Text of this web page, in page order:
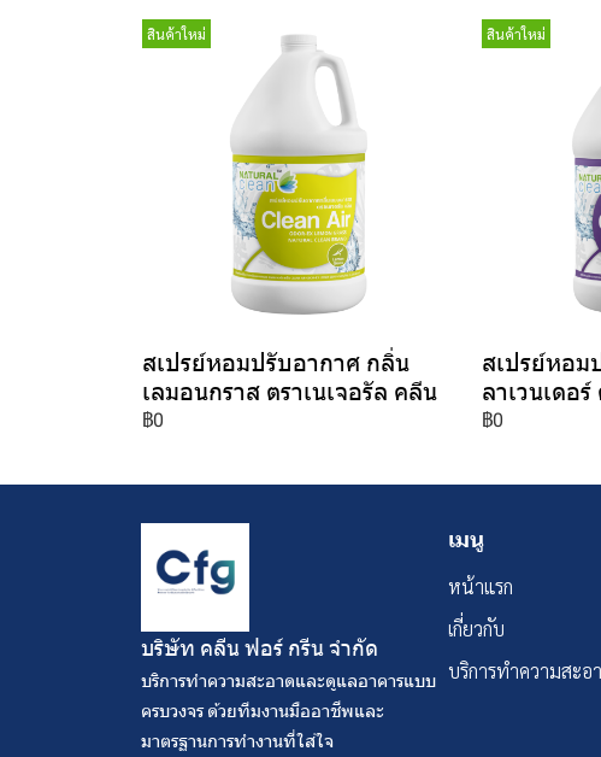
สินค้าใหม่
สเปรย์หอมปรับอากาศ กลิ่น
เลมอนกราส ตราเนเจอรัล คลีน
฿0
สินค้าใหม่
สเปรย์หอม
ลาเวนเดอ
฿0
บริษัท คลีน ฟอร์ กรีน จํากัด
บริการทำความสะอาดและดูแลอาคารแบบ
ครบวงจร ด้วยทีมงานมืออาชีพและ
มาตรฐานการทำงานที่ใส่ใจ
เมนู
หน้าแรก
เกี่ยวกับ
บริการทำความสะอ